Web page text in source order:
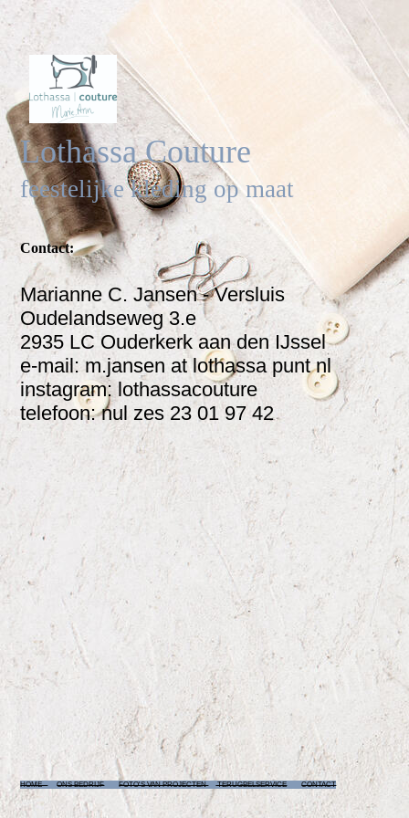
Lothassa Couture
feestelijke kleding op maat
Contact:
Marianne C. Jansen - Versluis
Oudelandseweg 3.e
2935 LC Ouderkerk aan den IJssel
e-mail: m.jansen at lothassa punt nl
instagram: lothassacouture
telefoon: nul zes 23 01 97 42
HOME ONS BEDRIJF FOTO'S VAN PROJECTEN TERUGBELSERVICE CONTACT